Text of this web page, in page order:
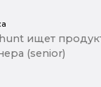
ищет
(senior)